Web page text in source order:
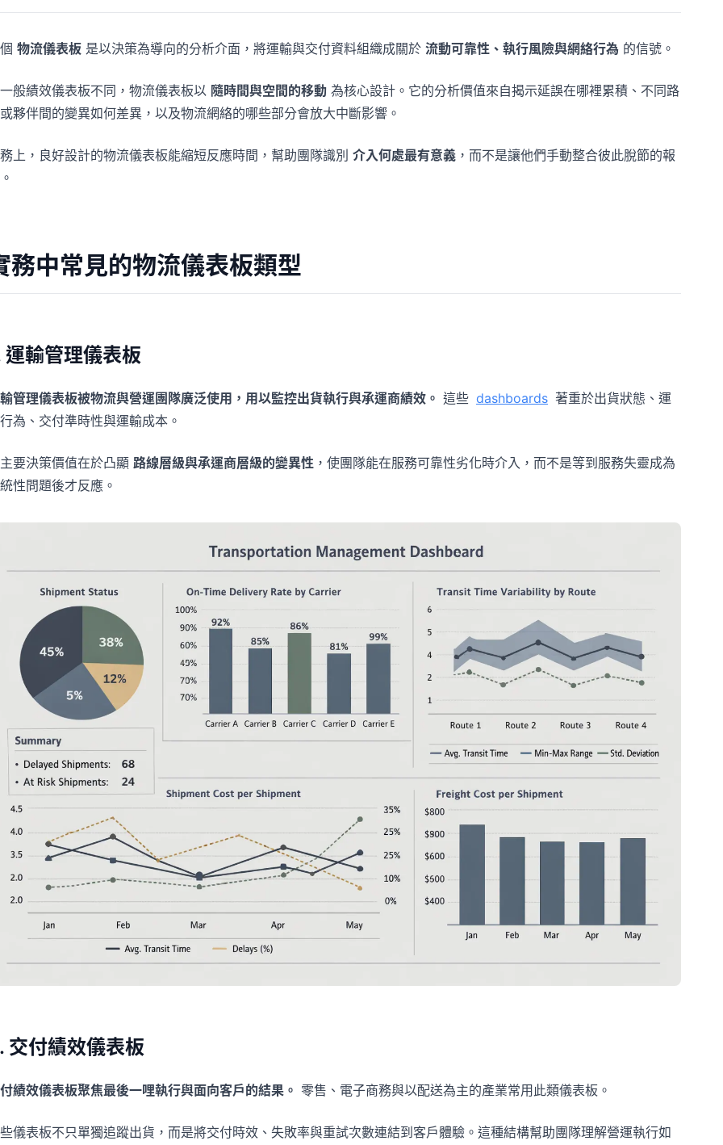
物流儀表板 是以決策為導向的分析介面，將運輸與交付資料組織成關於 流動可靠性、執行風險與網絡行為 的信號。
般績效儀表板不同，物流儀表板以 隨時間與空間的移動 為核心設計。它的分析價值來自揭示延誤在哪裡累積、不同路
夥伴間的變異如何差異，以及物流網絡的哪些部分會放大中斷影響。
上，良好設計的物流儀表板能縮短反應時間，幫助團隊識別 介入何處最有意義 ，而不是讓他們手動整合彼此脫節的報
務中常見的物流儀表板類型
運輸管理儀表板
管理儀表板被物流與營運團隊廣泛使用，用以監控出貨執行與承運商績效。 這些 dashboards 著重於出貨狀態、運
為、交付準時性與運輸成本。
要決策價值在於凸顯 路線層級與承運商層級的變異性 ，使團隊能在服務可靠性劣化時介入，而不是等到服務失靈成為
性問題後才反應。
交付績效儀表板
績效儀表板聚焦最後一哩執行與面向客戶的結果。 零售、電子商務與以配送為主的產業常用此類儀表板。
儀表板不只單獨追蹤出貨，而是將交付時效、失敗率與重試次數連結到客戶體驗。這種結構幫助團隊理解營運執行如